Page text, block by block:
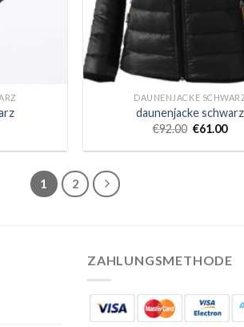
DAUNENJACKE
daunenjacke schwarz
€92.00 €61.00
1 2
ZAHLUNGSMETHODE